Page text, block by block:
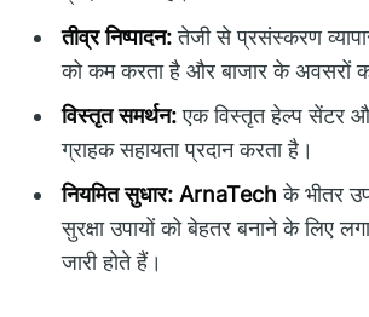
तीव्र निष्पादन:तेजी से प्रसंस्करण
को कम करता है और बाजार के अवसरों
विस्तृत समर्थन:एक विस्तृत हेल्प सेंटर
ग्राहक सहायता प्रदान करता है।
नियमित सुधार: ArnaTech के भीतर
सुरक्षा उपायों को बेहतर बनाने के लिए
जारी होते हैं।